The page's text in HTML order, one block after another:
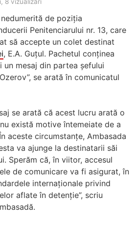
8 vizualizări
de poziția
Penitenciarului nr. 13, care
să accepte un colet destinat
, E.A. Guțul. Pachetul conținea
un mesaj din partea șefului
se arată în comunicatul
se arată că acest lucru arată o
există motive întemeiate de a
aceste circumstanțe, Ambasada
va ajunge la destinatarii săi
Sperăm că, în viitor, accesul
de comunicare va fi asigurat, în
internaționale privind
aflate în detenție”, scriu